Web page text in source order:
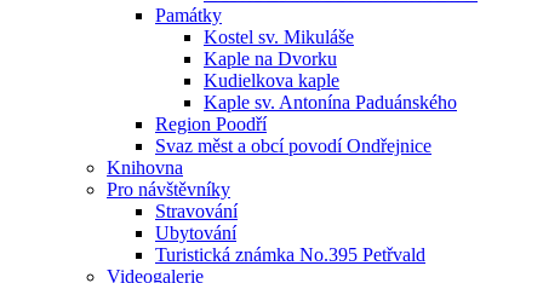
Památky
Kostel sv. Mikuláše
Kaple na Dvorku
Kudielkova kaple
Kaple sv. Antonína Paduánského
Region Poodří
Svaz měst a obcí povodí Ondřejnice
Knihovna
Pro návštěvníky
Stravování
Ubytování
Turistická známka No.395 Petřvald
Videogalerie